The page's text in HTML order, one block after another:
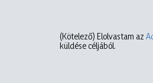
(Kötelező) Elolvastam az
küldése céljából.